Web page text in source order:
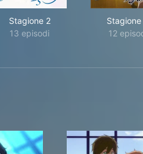
Stagione 2
13 episodi
12